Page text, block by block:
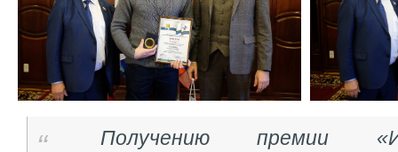
Получению премии